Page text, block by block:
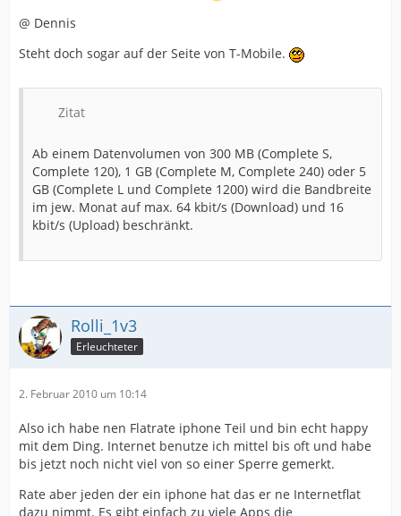
@ Dennis
Steht doch sogar auf der Seite von T-Mobile.
Zitat
Ab einem Datenvolumen von 300 MB (Complete S,
Complete 120), 1 GB (Complete M, Complete 240) oder 5
GB (Complete L und Complete 1200) wird die Bandbreite
im jew. Monat auf max. 64 kbit/s (Download) und 16
kbit/s (Upload) beschränkt.
Rolli_1v3
Erleuchteter
2. Februar 2010 um 10:14
Also ich habe nen Flatrate iphone Teil und bin echt happy
mit dem Ding. Internet benutze ich mittel bis oft und habe
bis jetzt noch nicht viel von so einer Sperre gemerkt.
Rate aber jeden der ein iphone hat das er ne Internetflat
dazu nimmt. Es gibt einfach zu viele Apps die